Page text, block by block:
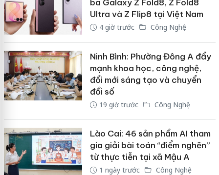
ba Galaxy Z Fold8, Z Fold8
Ultra và Z Flip8 tại Việt Nam
4 giờ trước Công Nghệ
Ninh Bình: Phường Đông A đẩy
mạnh khoa học, công nghệ,
đổi mới sáng tạo và chuyển
đổi số
19 giờ trước Công Nghệ
Lào Cai: 46 sản phẩm AI tham
gia giải bài toán “điểm nghẽn”
từ thực tiễn tại xã Mậu A
1 ngày trước Công Nghệ